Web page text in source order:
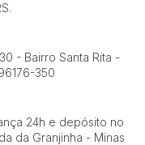
- Bairro Santa Rita -
350
24h e depósito no
da Granjinha - Minas